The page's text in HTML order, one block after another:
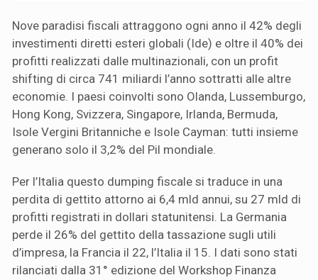
Nove paradisi fiscali attraggono ogni anno il 42% degli
investimenti diretti esteri globali (Ide) e oltre il 40% dei
profitti realizzati dalle multinazionali, con un profit
shifting di circa 741 miliardi l’anno sottratti alle altre
economie. I paesi coinvolti sono Olanda, Lussemburgo,
Hong Kong, Svizzera, Singapore, Irlanda, Bermuda,
Isole Vergini Britanniche e Isole Cayman: tutti insieme
generano solo il 3,2% del Pil mondiale.
Per l’Italia questo dumping fiscale si traduce in una
perdita di gettito attorno ai 6,4 mld annui, su 27 mld di
profitti registrati in dollari statunitensi. La Germania
perde il 26% del gettito della tassazione sugli utili
d’impresa, la Francia il 22, l’Italia il 15. I dati sono stati
rilanciati dalla 31° edizione del Workshop Finanza